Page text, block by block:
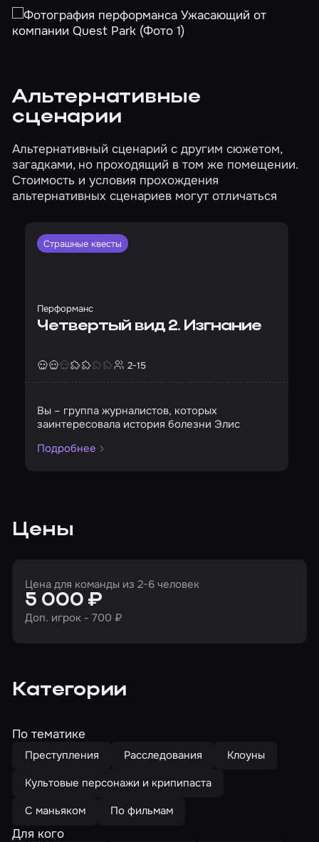
Альтернативные
сценарии
Альтернативный сценарий с другим сюжетом,
загадками, но проходящий в том же помещении.
Стоимость и условия прохождения
альтернативных сценариев могут отличаться
Страшные квесты
Перформанс
Четвертый вид 2. Изгнание
2-15
Вы – группа журналистов, которых
заинтересовала история болезни Элис
Подробнее
Цены
Цена для команды из 2-6 человек
5 000 ₽
Доп. игрок - 700 ₽
Категории
По тематике
Преступления Расследования
Клоуны
Культовые персонажи и крипипаста
С маньяком
По фильмам
Для кого